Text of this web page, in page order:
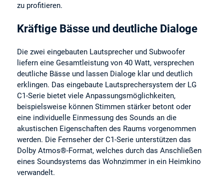
zu profitieren.
Kräftige Bässe und deutliche Dialoge
Die zwei eingebauten Lautsprecher und Subwoofer
liefern eine Gesamtleistung von 40 Watt, versprechen
deutliche Bässe und lassen Dialoge klar und deutlich
erklingen. Das eingebaute Lautsprechersystem der LG
C1-Serie bietet viele Anpassungsmöglichkeiten,
beispielsweise können Stimmen stärker betont oder
eine individuelle Einmessung des Sounds an die
akustischen Eigenschaften des Raums vorgenommen
werden. Die Fernseher der C1-Serie unterstützen das
Dolby Atmos®-Format, welches durch das Anschließen
eines Soundsystems das Wohnzimmer in ein Heimkino
verwandelt.